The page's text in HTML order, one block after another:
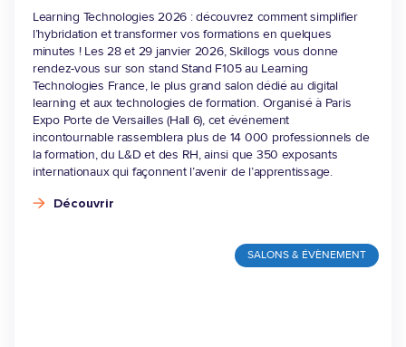
VAE
FLE
TITRES PRO
Learning Technologies 2026 : découvrez comment simplifier
l’hybridation et transformer vos formations en quelques
minutes ! Les 28 et 29 janvier 2026, Skillogs vous donne
rendez-vous sur son stand Stand F105 au Learning
Technologies France, le plus grand salon dédié au digital
learning et aux technologies de formation. Organisé à Paris
Expo Porte de Versailles (Hall 6), cet événement
incontournable rassemblera plus de 14 000 professionnels de
la formation, du L&D et des RH, ainsi que 350 exposants
internationaux qui façonnent l’avenir de l’apprentissage.
Découvrir
SALONS & ÉVÈNEMENT